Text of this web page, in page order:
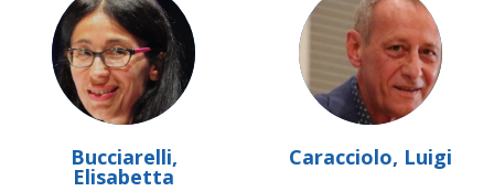
Bucciarelli,
Elisabetta
Caracciolo, Luigi